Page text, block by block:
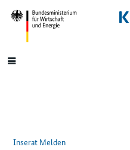
Hauptmenü
Inserat Melden